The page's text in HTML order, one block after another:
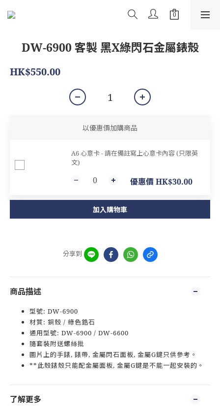
DW-6900 客製 黑X綠閃石金屬錶殼
HK$550.00
以優惠價加購商品
A6 心意卡 - 請在備註寫上心意卡內容 (只限英
文)
優惠價 HK$30.00
加入購物車
分享到
商品描述
型號: DW-6900
材質: 銅殼 / 綠色鋯石
通用型號: DW-6900 / DW-6600
隨套裝附送螺絲批
圖片上的手錶, 錶帶, 金屬閃石面板, 金屬G鍵只供參考。
**此殼錶殼只能配金屬面板, 金屬G鍵是不能一起安裝的。
了解更多